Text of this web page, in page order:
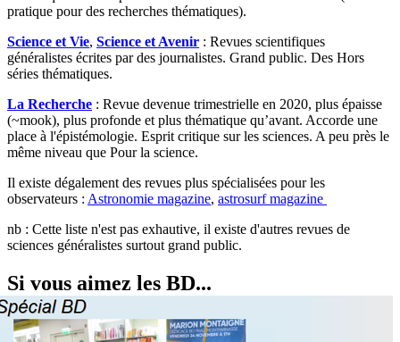
pratique pour des recherches thématiques).
Science et Vie, Science et Avenir : Revues scientifiques
généralistes écrites par des journalistes. Grand public. Des Hors
séries thématiques.
La Recherche : Revue devenue trimestrielle en 2020, plus épaisse
(~mook), plus profonde et plus thématique qu’avant. Accorde une
place à l'épistémologie. Esprit critique sur les sciences. A peu près le
même niveau que Pour la science.
Il existe dégalement des revues plus spécialisées pour les
observateurs : Astronomie magazine, astrosurf magazine
nb : Cette liste n'est pas exhautive, il existe d'autres revues de
sciences généralistes surtout grand public.
Si vous aimez les BD...